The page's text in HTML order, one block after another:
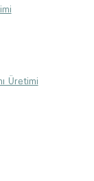
Üretimi